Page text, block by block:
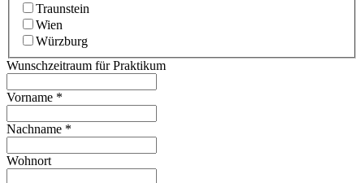
Traunstein
Wien
Würzburg
Wunschzeitraum für Praktikum
Vorname *
Nachname *
Wohnort